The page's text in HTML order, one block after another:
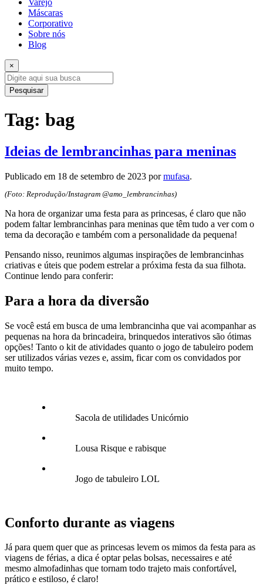
Varejo
Máscaras
Corporativo
Sobre nós
Blog
×
Pesquisar
Tag: bag
Ideias de lembrancinhas para meninas
Publicado em 18 de setembro de 2023 pormufasa.
(Foto: Reprodução/Instagram @amo_lembrancinhas)
Na hora de organizar uma festa para as princesas, é claro que não
podem faltar lembrancinhas para meninas que têm tudo a ver com o
tema da decoração e também com a personalidade da pequena!
Pensando nisso, reunimos algumas inspirações de lembrancinhas
criativas e úteis que podem estrelar a próxima festa da sua filhota.
Continue lendo para conferir:
Para a hora da diversão
Se você está em busca de uma lembrancinha que vai acompanhar as
pequenas na hora da brincadeira, brinquedos interativos são ótimas
opções! Tanto o kit de atividades quanto o jogo de tabuleiro podem
ser utilizados várias vezes e, assim, ficar com os convidados por
muito tempo.
Sacola de utilidades Unicórnio
Lousa Risque e rabisque
Jogo de tabuleiro LOL
Conforto durante as viagens
Já para quem quer que as princesas levem os mimos da festa para as
viagens de férias, a dica é optar pelas bolsas, necessaires e até
mesmo almofadinhas que tornam todo trajeto mais confortável,
prático e estiloso, é claro!